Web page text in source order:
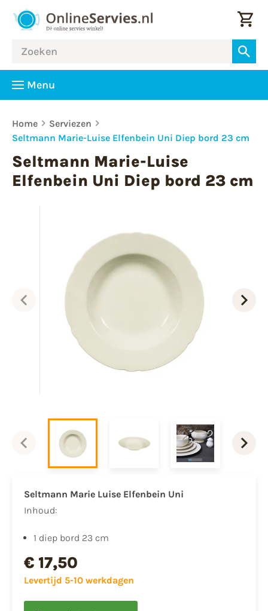
Menu
Home
Serviezen
Seltmann Marie-Luise Elfenbein Uni Diep bord 23 cm
Seltmann Marie-Luise
Elfenbein Uni Diep bord 23 cm
Seltmann Marie Luise Elfenbein Uni
Inhoud:
1 diep bord 23 cm
€ 17,50
Levertijd 5-10 werkdagen